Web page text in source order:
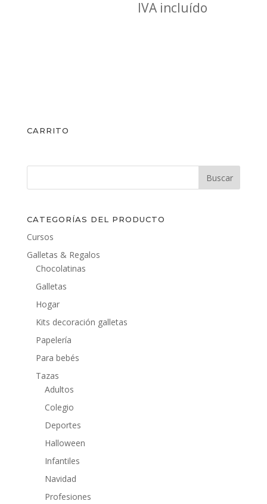
precios:IVA incluído
CARRITO
CATEGORÍAS DEL PRODUCTO
Cursos
Galletas & Regalos
Chocolatinas
Galletas
Hogar
Kits decoración galletas
Papelería
Para bebés
Tazas
Adultos
Colegio
Deportes
Halloween
Infantiles
Navidad
Profesiones